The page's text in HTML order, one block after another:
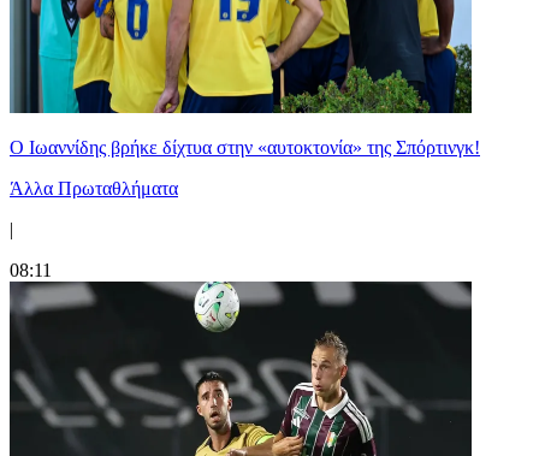
Ο Ιωαννίδης βρήκε δίχτυα στην «αυτοκτονία» της Σπόρτινγκ!
Άλλα Πρωταθλήματα
|
08:11